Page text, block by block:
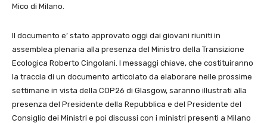
Mico di Milano.
Il documento e’ stato approvato oggi dai giovani riuniti in
assemblea plenaria alla presenza del Ministro della Transizione
Ecologica Roberto Cingolani. I messaggi chiave, che costituiranno
la traccia di un documento articolato da elaborare nelle prossime
settimane in vista della COP26 di Glasgow, saranno illustrati alla
presenza del Presidente della Repubblica e del Presidente del
Consiglio dei Ministri e poi discussi con i ministri presenti a Milano